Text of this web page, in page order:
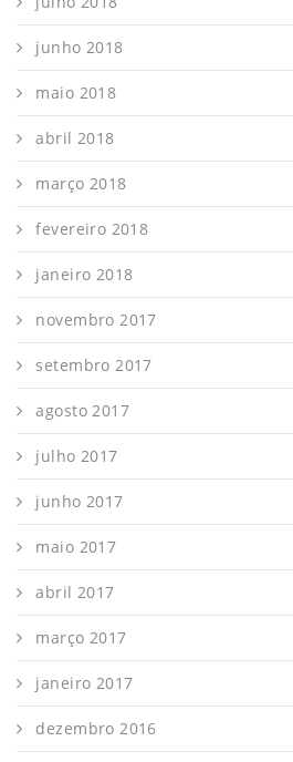
junho 2018
maio 2018
abril 2018
março 2018
fevereiro 2018
janeiro 2018
novembro 2017
setembro 2017
agosto 2017
julho 2017
junho 2017
maio 2017
abril 2017
março 2017
janeiro 2017
dezembro 2016